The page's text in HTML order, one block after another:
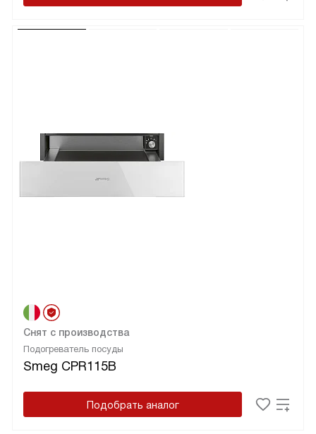
Подогреватель посуды
Smeg CPR115B
Снят с производства
Подобрать аналог